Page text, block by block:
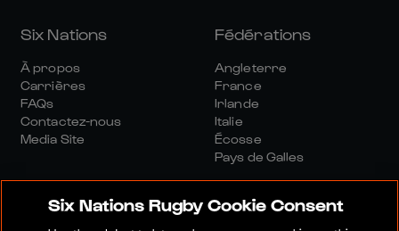
Six Nations
À propos
Carrières
FAQs
Contactez-nous
Media Site
Fédérations
Angleterre
France
Irlande
Italie
Écosse
Pays de Galles
Six Nations Rugby Cookie Consent